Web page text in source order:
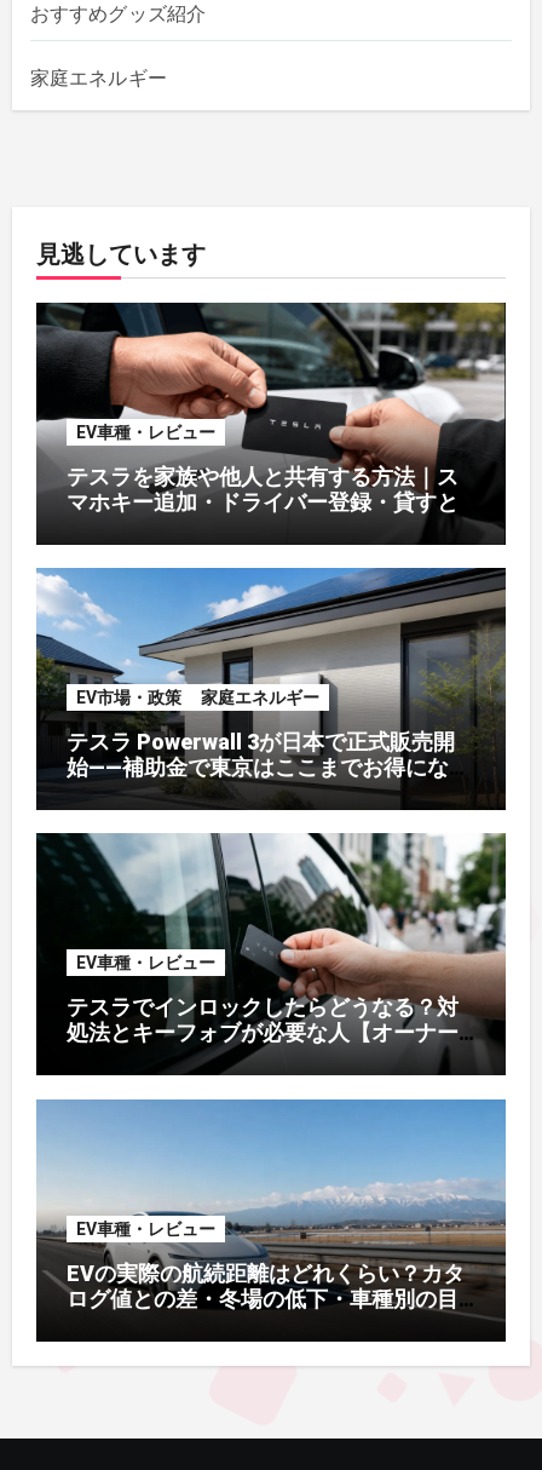
おすすめグッズ紹介
家庭エネルギー
見逃しています
EV車種・レビュー
テスラを家族や他人と共有する方法｜ス
マホキー追加・ドライバー登録・貸すと
EV市場・政策 家庭エネルギー
テスラ Powerwall 3が日本で正式販売開
始——補助金で東京はここまでお得になる
【2026年8月最新】
EV車種・レビュー
テスラでインロックしたらどうなる？対
処法とキーフォブが必要な人【オーナー
EV車種・レビュー
EVの実際の航続距離はどれくらい？カタ
ログ値との差・冬場の低下・車種別の目